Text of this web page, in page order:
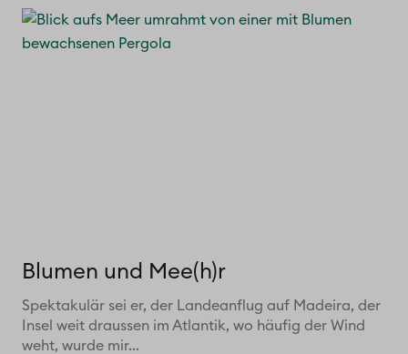
Blumen und Mee(h)r
Spektakulär sei er, der Landeanflug auf Madeira, der
Insel weit draussen im Atlantik, wo häufig der Wind
weht, wurde mir...